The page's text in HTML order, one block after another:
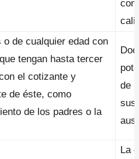
de cualquier edad con
tengan hasta tercer
el cotizante y
de éste, como
de los padres o la
de
La